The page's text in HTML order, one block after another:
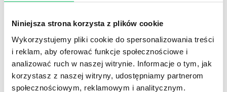
Niniejsza strona korzysta z plików cookie
Wykorzystujemy pliki cookie do spersonalizowania treści
i reklam, aby oferować funkcje społecznościowe i
analizować ruch w naszej witrynie. Informacje o tym, jak
korzystasz z naszej witryny, udostępniamy partnerom
społecznościowym, reklamowym i analitycznym.
PRAWO CELNE, A IMPORT I EKSPORT W OBROCIE
TOWARÓW W UNII EUROPEJSKIEJ